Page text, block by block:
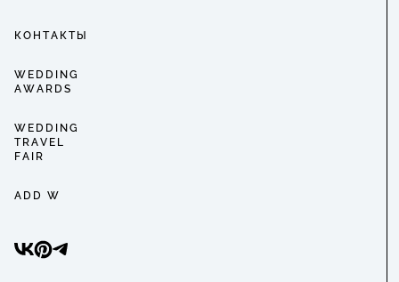
КОНТАКТЫ
WEDDING
AWARDS
WEDDING
TRAVEL
FAIR
ADD W